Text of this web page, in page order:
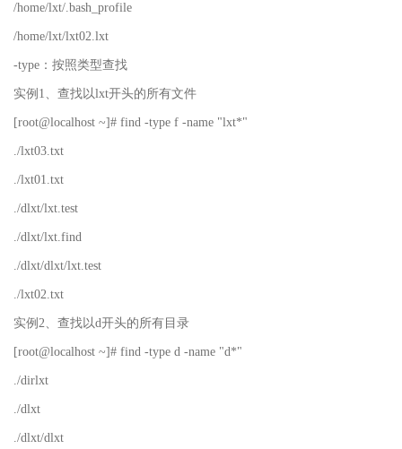
/home/lxt/.bash_profile
/home/lxt/lxt02.lxt
-type：按照类型查找
实例1、查找以lxt开头的所有文件
[root@localhost ~]# find -type f -name "lxt*"
./lxt03.txt
./lxt01.txt
./dlxt/lxt.test
./dlxt/lxt.find
./dlxt/dlxt/lxt.test
./lxt02.txt
实例2、查找以d开头的所有目录
[root@localhost ~]# find -type d -name "d*"
./dirlxt
./dlxt
./dlxt/dlxt